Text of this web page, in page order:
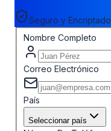
Seguro y Encriptado
Nombre Completo
Correo Electrónico
País
Seleccionar país